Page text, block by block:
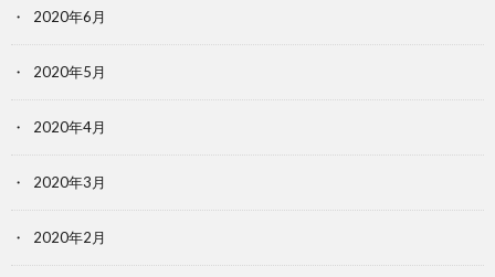
2020年6月
2020年5月
2020年4月
2020年3月
2020年2月